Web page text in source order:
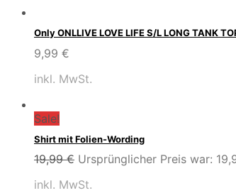
Only ONLLIVE LOVE LIFE S/L LONG TANK
9,99 €
inkl. MwSt.
Sale!
Shirt mit Folien-Wording
19,99€ Ursprünglicher Preis war:
inkl. MwSt.